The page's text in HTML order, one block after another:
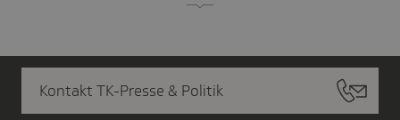
Kontakt TK-Presse & Politik